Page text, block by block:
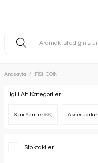
Anasayfa FİSHCOİN
İlgili Alt Kategoriler
Suni Yemler (66) Aksesuarlar
Stoktakiler